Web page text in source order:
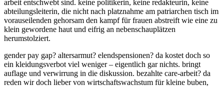
arbeit entschwebt sind. keine politikerin, keine redakteurin, keine
abteilungsleiterin, die nicht nach platznahme am patriarchen tisch im
vorauseilenden gehorsam den kampf für frauen abstreift wie eine zu
klein gewordene haut und eifrig an nebenschauplätzen
herumstolziert.
gender pay gap? altersarmut? elendspensionen? da kostet doch so
ein kleidungsverbot viel weniger – eigentlich gar nichts. bringt
auflage und verwirrung in die diskussion. bezahlte care-arbeit? da
reden wir doch lieber von wirtschaftswachstum für kleine buben,